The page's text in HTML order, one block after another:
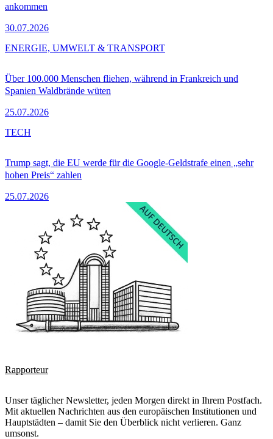
ankommen
30.07.2026
Über 100.000 Menschen fliehen, während in Frankreich und
Spanien Waldbrände wüten
25.07.2026
ENERGIE, UMWELT & TRANSPORT
Trump sagt, die EU werde für die Google-Geldstrafe einen „sehr
hohen Preis“ zahlen
25.07.2026
TECH
Rapporteur
Unser täglicher Newsletter, jeden Morgen direkt in Ihrem Postfach.
Mit aktuellen Nachrichten aus den europäischen Institutionen und
Hauptstädten – damit Sie den Überblick nicht verlieren. Ganz
umsonst.